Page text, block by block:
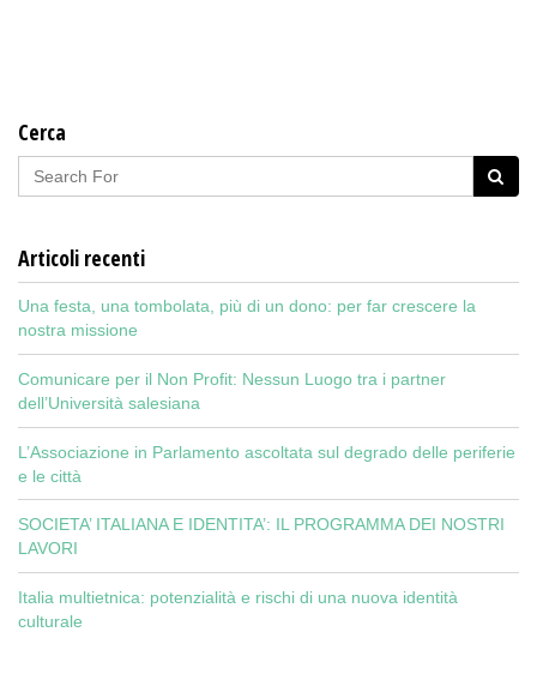
Cerca
Articoli recenti
Una festa, una tombolata, più di un dono: per far crescere la
nostra missione
Comunicare per il Non Profit: Nessun Luogo tra i partner
dell’Università salesiana
L’Associazione in Parlamento ascoltata sul degrado delle periferie
e le città
SOCIETA’ ITALIANA E IDENTITA’: IL PROGRAMMA DEI NOSTRI
LAVORI
Italia multietnica: potenzialità e rischi di una nuova identità
culturale